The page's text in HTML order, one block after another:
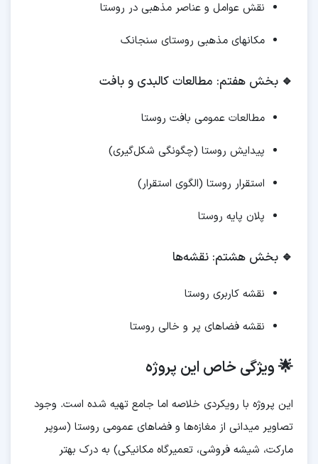
نقش عوامل و عناصر مذهبی در روستا
مکانهای مذهبی روستای سنجانک
🔹 بخش هفتم: مطالعات کالبدی و بافت
مطالعات عمومی بافت روستا
پیدایش روستا (چگونگی شکل‌گیری)
استقرار روستا (الگوی استقرار)
پلان پایه روستا
🔹 بخش هشتم: نقشه‌ها
نقشه کاربری روستا
نقشه فضاهای پر و خالی روستا
🌟 ویژگی خاص این پروژه
این پروژه با رویکردی خلاصه اما جامع تهیه شده است. وجود
تصاویر میدانی از مغازه‌ها و فضاهای عمومی روستا (سوپر
مارکت، شیشه فروشی، تعمیرگاه مکانیکی) به درک بهتر